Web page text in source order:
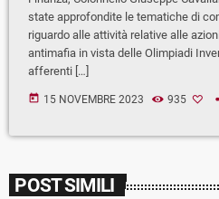
state approfondite le tematiche di
riguardo alle attività relative alle
antimafia in vista delle Olimpiadi
afferenti […]
today 15 NOVEMBRE 2023 935
POST SIMILI